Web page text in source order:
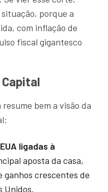
porque a
com inflação de
fiscal gigantesco
bem a visão da
ligadas à
aposta da casa,
ganhos crescentes de
Unidos.